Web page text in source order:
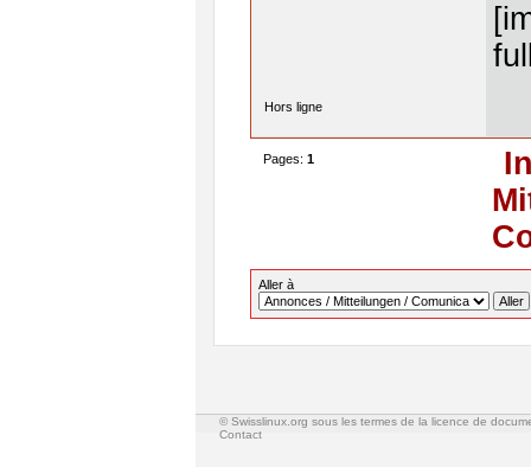
Hors ligne
Pages: 1
Aller à
© Swisslinux.org sous les termes de la licence de
Contact